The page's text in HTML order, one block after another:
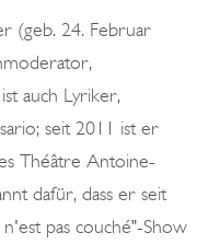
(geb. 24. Februar
auch Lyriker,
seit 2011 ist er
Théâtre Antoine-
dafür, dass er seit
pas couché"-Show